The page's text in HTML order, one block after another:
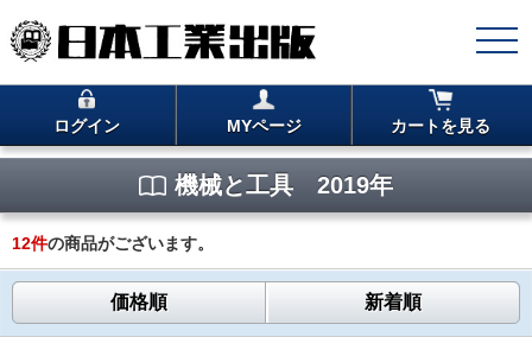
ログイン MYページ カートを見る
機械と工具 2019年
12件の商品がございます。
価格順 新着順